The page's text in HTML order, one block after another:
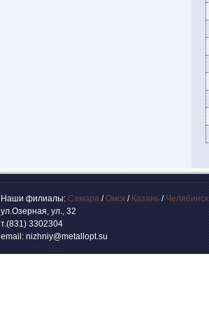
Наши филиалы:Самара/Омск/ Казань/ Челябинск
ул.Озерная, ул., 32
т.(831) 3302304
email: nizhniy@metallopt.su